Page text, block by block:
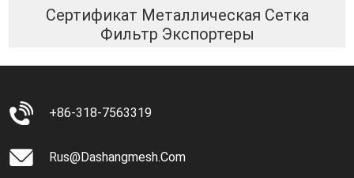
Сертификат Металлическая Сетка
Фильтр Экспортеры
+86-318-7563319
Rus@dashangmesh.com